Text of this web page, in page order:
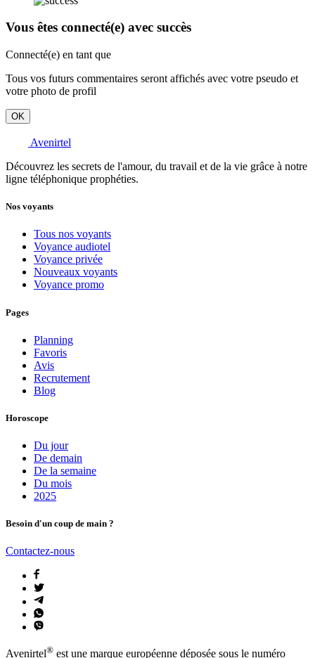
Vous êtes connecté(e) avec succès
Connecté(e) en tant que
Tous vos futurs commentaires seront affichés avec votre pseudo et
votre photo de profil
OK
Avenirtel
Découvrez les secrets de l'amour, du travail et de la vie grâce à notre
ligne téléphonique prophéties.
Nos voyants
Tous nos voyants
Voyance audiotel
Voyance privée
Nouveaux voyants
Voyance promo
Pages
Planning
Favoris
Avis
Recrutement
Blog
Horoscope
Du jour
De demain
De la semaine
Du mois
2025
Besoin d'un coup de main ?
Contactez-nous
Avenirtel® est une marque européenne déposée sous le numéro